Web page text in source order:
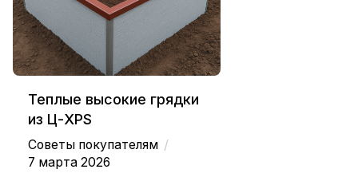
Теплые высокие грядки
из Ц-XPS
Советы покупателям /
7 марта 2026